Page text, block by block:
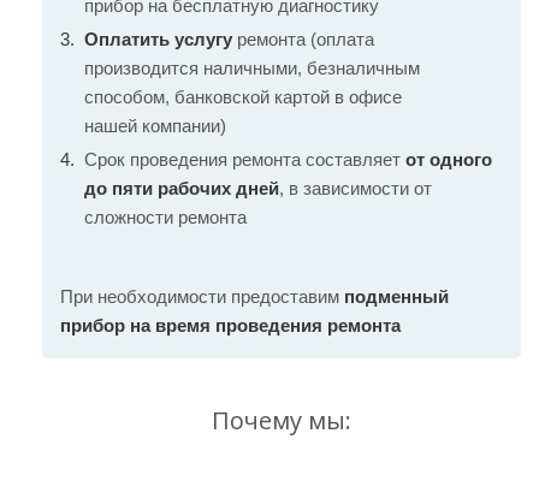
прибор на бесплатную диагностику
Оплатить услугу ремонта (оплата
производится наличными, безналичным
способом, банковской картой в офисе
нашей компании)
Срок проведения ремонта составляет от одного
до пяти рабочих дней, в зависимости от
сложности ремонта
При необходимости предоставим подменный
прибор на время проведения ремонта
Почему мы: